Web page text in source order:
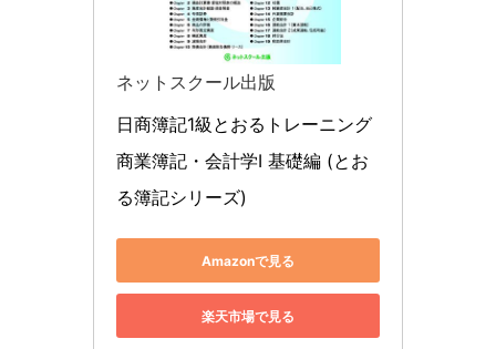
ネットスクール出版
日商簿記1級とおるトレーニング
商業簿記・会計学I 基礎編 (とお
る簿記シリーズ)
Amazonで見る
楽天市場で見る